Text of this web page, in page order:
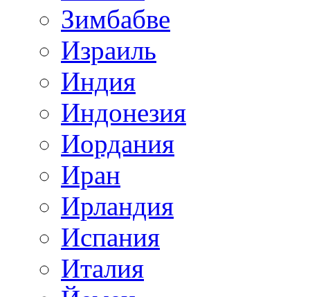
Зимбабве
Израиль
Индия
Индонезия
Иордания
Иран
Ирландия
Испания
Италия